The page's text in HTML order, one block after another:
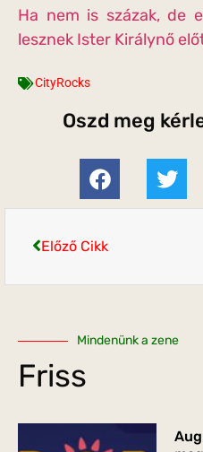
Ha nem is százak, de
lesznek Ister Királynő
CityRocks
Oszd meg
Előző Cikk
Mindenünk a zene
Friss